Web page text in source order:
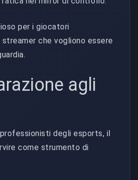
per i giocatori
che vogliono essere
agli
degli esports, il
come strumento di